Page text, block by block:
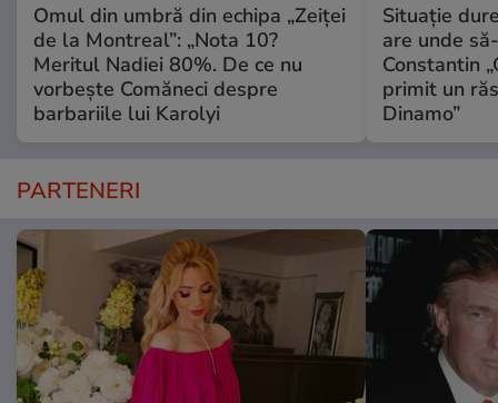
Omul din umbră din echipa „Zeiței
de la Montreal”: „Nota 10?
Meritul Nadiei 80%. De ce nu
vorbește Comăneci despre
barbariile lui Karolyi
Situație
are unde
Constantin
primit un
Dinamo”
PARTENERI